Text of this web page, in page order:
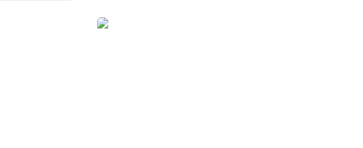
acesso
Vaccari News: “Succede a Lisbona: